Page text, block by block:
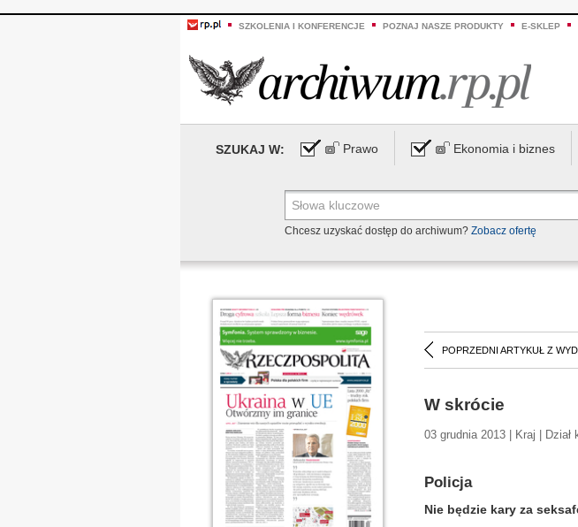
SZKOLENIA I KONFERENCJE POZNAJ NASZE PRODUKTY E-SKLEP
SZUKAJ W: Prawo Ekonomia i biznes
Chcesz uzyskać dostęp do archiwum? Zobacz ofertę
POPRZEDNI ARTYKUŁ Z
W skrócie
03 grudnia 2013 | Kraj | Dział
Policja
Nie będzie kary za